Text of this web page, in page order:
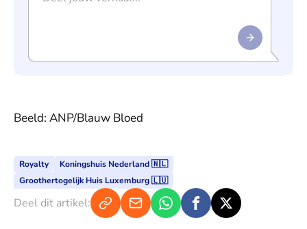
Beeld: ANP/Blauw Bloed
Royalty
Koningshuis Nederland 🇳🇱
Groothertogelijk Huis Luxemburg 🇱🇺
Deel dit artikel: